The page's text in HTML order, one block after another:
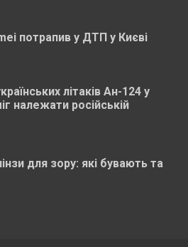
потрапив у ДТП у Києві
літаків Ан-124 у
належати російській
для зору: які бувають та